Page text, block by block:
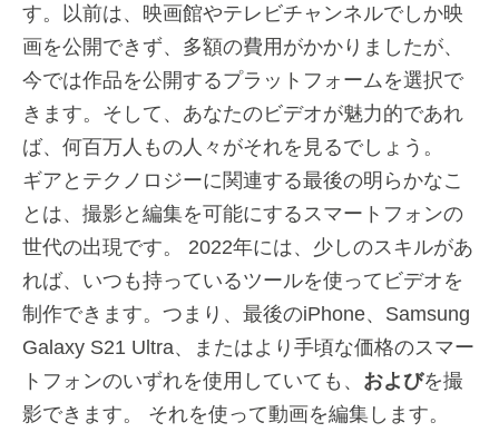
す。以前は、映画館やテレビチャンネルでしか映
画を公開できず、多額の費用がかかりましたが、
今では作品を公開するプラットフォームを選択で
きます。そして、あなたのビデオが魅力的であれ
ば、何百万人もの人々がそれを見るでしょう。
ギアとテクノロジーに関連する最後の明らかなこ
とは、撮影と編集を可能にするスマートフォンの
世代の出現です。 2022年には、少しのスキルがあ
れば、いつも持っているツールを使ってビデオを
制作できます。つまり、最後のiPhone、Samsung
Galaxy S21 Ultra、またはより手頃な価格のスマー
トフォンのいずれを使用していても、 およびを撮
影できます。 それを使って動画を編集します。